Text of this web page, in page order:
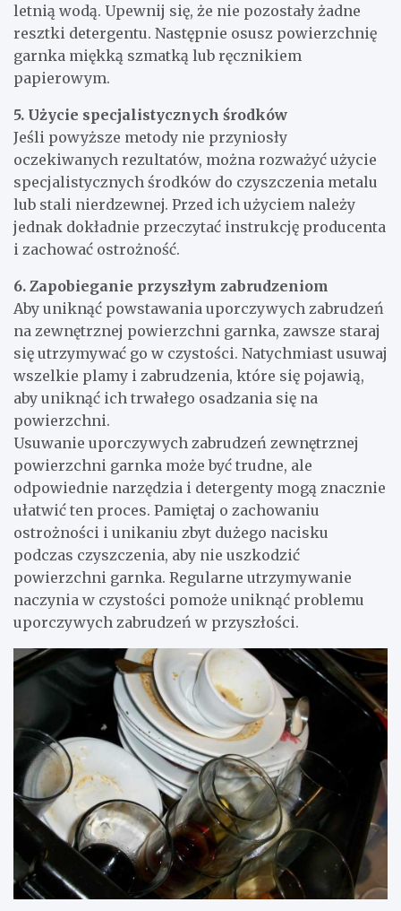
letnią wodą. Upewnij się, że nie pozostały żadne
resztki detergentu. Następnie osusz powierzchnię
garnka miękką szmatką lub ręcznikiem
papierowym.
5. Użycie specjalistycznych środków
Jeśli powyższe metody nie przyniosły
oczekiwanych rezultatów, można rozważyć użycie
specjalistycznych środków do czyszczenia metalu
lub stali nierdzewnej. Przed ich użyciem należy
jednak dokładnie przeczytać instrukcję producenta
i zachować ostrożność.
6. Zapobieganie przyszłym zabrudzeniom
Aby uniknąć powstawania uporczywych zabrudzeń
na zewnętrznej powierzchni garnka, zawsze staraj
się utrzymywać go w czystości. Natychmiast usuwaj
wszelkie plamy i zabrudzenia, które się pojawią,
aby uniknąć ich trwałego osadzania się na
powierzchni.
Usuwanie uporczywych zabrudzeń zewnętrznej
powierzchni garnka może być trudne, ale
odpowiednie narzędzia i detergenty mogą znacznie
ułatwić ten proces. Pamiętaj o zachowaniu
ostrożności i unikaniu zbyt dużego nacisku
podczas czyszczenia, aby nie uszkodzić
powierzchni garnka. Regularne utrzymywanie
naczynia w czystości pomoże uniknąć problemu
uporczywych zabrudzeń w przyszłości.